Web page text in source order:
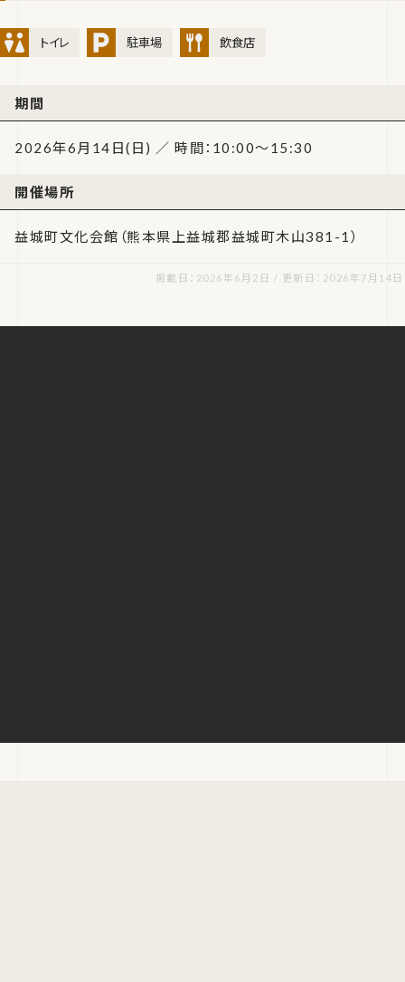
トイレ 駐車場 飲食店
期間
2026年6月14日(日) ／ 時間：10:00～15:30
開催場所
益城町文化会館（熊本県上益城郡益城町木山381-1）
掲載日：2026年6月2日 / 更新日：2026年7月14日